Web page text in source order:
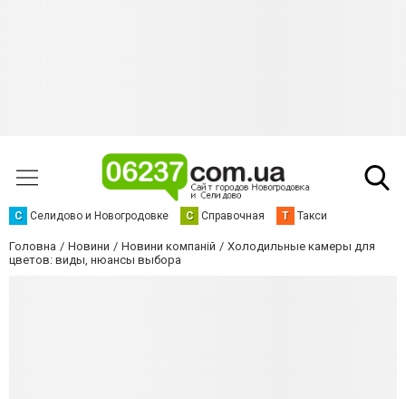
С Селидово и Новогродовке С Справочная Т Такси
Головна Новини Новини компаній
Холодильные камеры для
цветов: виды, нюансы выбора